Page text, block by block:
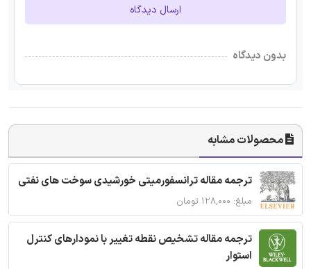
ارسال دیدگاه
بدون دیدگاه
محصولات مشابه
ترجمه مقاله ترانسفورمیتی خورشیدی سوخت های نفتی
مبلغ: ۱۲۸,۰۰۰ تومان
ترجمه مقاله تشخیص نقطه تغییر با نمودارهای کنترل
استوار